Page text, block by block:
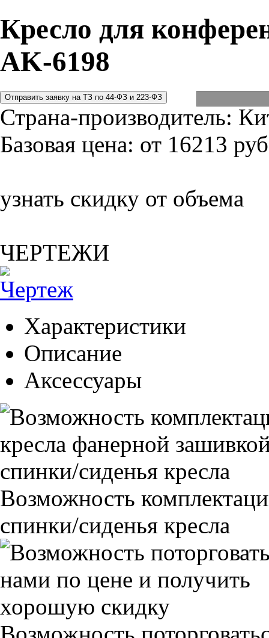
Кресло для
AK-6198
Страна-производитель:
Базовая цена: от 16213
узнать скидку от объема
ЧЕРТЕЖИ
Характеристики
Описание
Аксессуары
Возможность
спинки/сиденья кресла